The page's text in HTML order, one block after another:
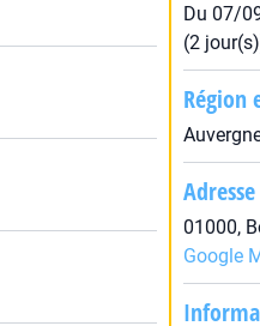
Du 07/
(2
Région
01000,
Google